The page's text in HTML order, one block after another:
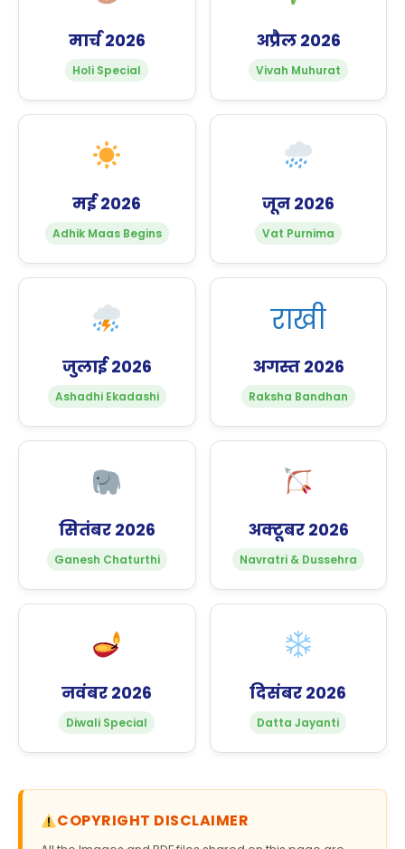
मार्च 2026
Holi Special
अप्रैल 2026
Vivah Muhurat
मई 2026
Adhik Maas Begins
जून 2026
Vat Purnima
जुलाई 2026
Ashadhi Ekadashi
राखी
अगस्त 2026
Raksha Bandhan
सितंबर 2026
Ganesh Chaturthi
अक्टूबर 2026
Navratri & Dussehra
नवंबर 2026
Diwali Special
दिसंबर 2026
Datta Jayanti
COPYRIGHT DISCLAIMER